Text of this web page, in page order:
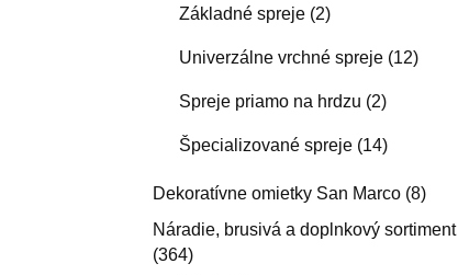
Základné spreje (2)
Univerzálne vrchné spreje (12)
Spreje priamo na hrdzu (2)
Špecializované spreje (14)
Dekoratívne omietky San Marco (8)
Náradie, brusivá a doplnkový sortiment
(364)